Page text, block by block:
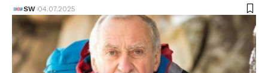
SW 04.07.2025